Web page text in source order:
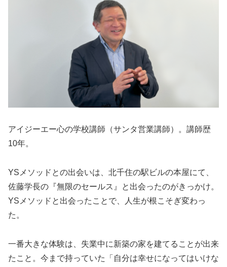
アイジーエー心の学校講師（サンタ営業講師）。講師歴
10年。
YSメソッドとの出会いは、北千住の駅ビルの本屋にて、
佐藤学長の『無限のセールス』と出会ったのがきっかけ。
YSメソッドと出会ったことで、人生が根こそぎ変わっ
た。
一番大きな体験は、失業中に新築の家を建てることが出来
たこと。今まで持っていた「自分は幸せになってはいけな